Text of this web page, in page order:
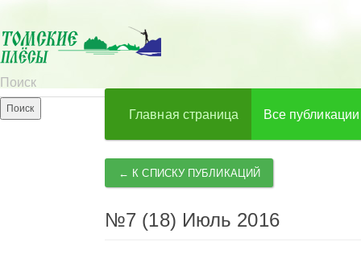
Главная страница Все публикации
← К СПИСКУ ПУБЛИКАЦИЙ
№7 (18) Июль 2016